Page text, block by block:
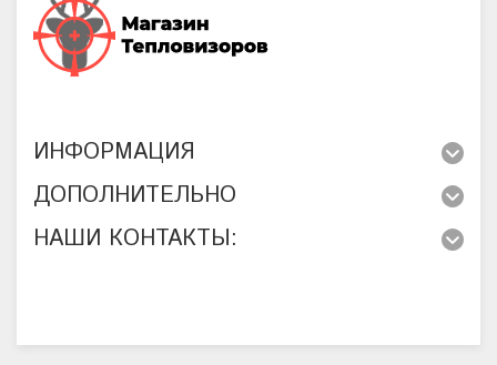
ИНФОРМАЦИЯ
ДОПОЛНИТЕЛЬНО
НАШИ КОНТАКТЫ: